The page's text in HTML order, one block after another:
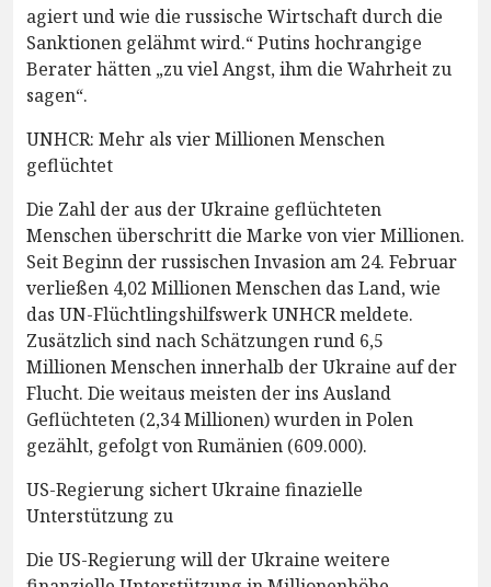
agiert und wie die russische Wirtschaft durch die
Sanktionen gelähmt wird.“ Putins hochrangige
Berater hätten „zu viel Angst, ihm die Wahrheit zu
sagen“.
UNHCR: Mehr als vier Millionen Menschen
geflüchtet
Die Zahl der aus der Ukraine geflüchteten
Menschen überschritt die Marke von vier Millionen.
Seit Beginn der russischen Invasion am 24. Februar
verließen 4,02 Millionen Menschen das Land, wie
das UN-Flüchtlingshilfswerk UNHCR meldete.
Zusätzlich sind nach Schätzungen rund 6,5
Millionen Menschen innerhalb der Ukraine auf der
Flucht. Die weitaus meisten der ins Ausland
Geflüchteten (2,34 Millionen) wurden in Polen
gezählt, gefolgt von Rumänien (609.000).
US-Regierung sichert Ukraine finazielle
Unterstützung zu
Die US-Regierung will der Ukraine weitere